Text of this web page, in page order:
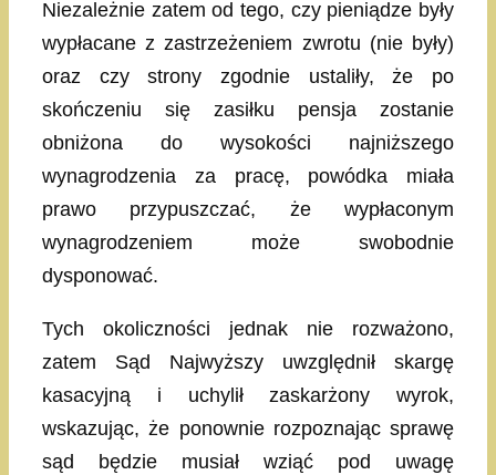
Niezależnie zatem od tego, czy pieniądze były
wypłacane z zastrzeżeniem zwrotu (nie były)
oraz czy strony zgodnie ustaliły, że po
skończeniu się zasiłku pensja zostanie
obniżona do wysokości najniższego
wynagrodzenia za pracę, powódka miała
prawo przypuszczać, że wypłaconym
wynagrodzeniem może swobodnie
dysponować.
Tych okoliczności jednak nie rozważono,
zatem Sąd Najwyższy uwzględnił skargę
kasacyjną i uchylił zaskarżony wyrok,
wskazując, że ponownie rozpoznając sprawę
sąd będzie musiał wziąć pod uwagę